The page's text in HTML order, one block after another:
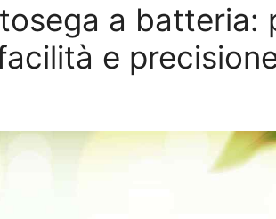
a batteria:
e